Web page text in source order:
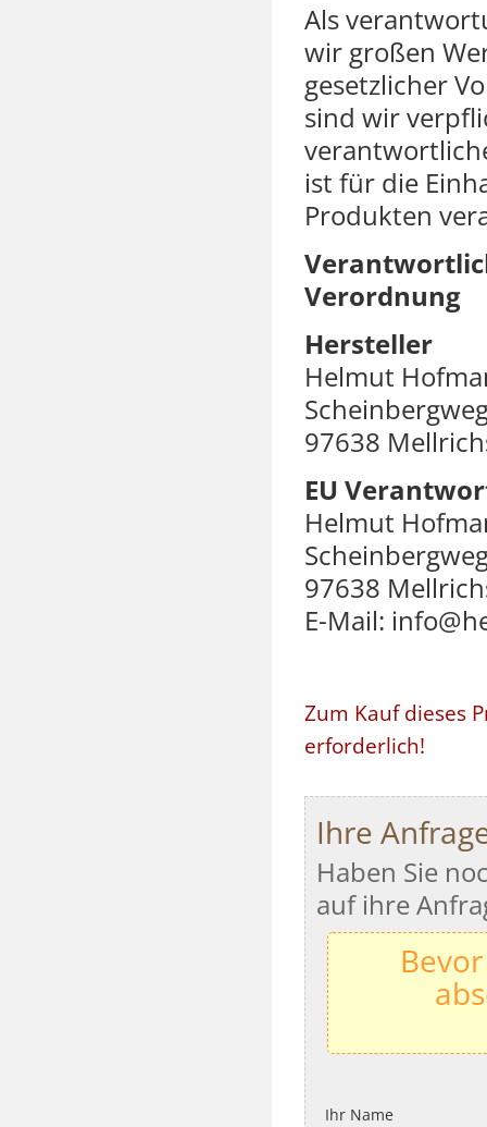
Als
wir großen
gesetzlicher
sind wir
ist für die
Produkten
Verordnung
Hersteller
Helmut
97638
EU
Helmut
97638
E-Mail:
Zum Kauf dieses
erforderlich!
Ihre
Haben Sie
auf ihre
Ihr Name